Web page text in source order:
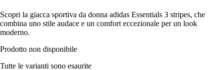
Scopri la giacca sportiva da donna adidas Essentials 3 stripes, che
combina uno stile audace e un comfort eccezionale per un look
moderno.
Prodotto non disponibile
Tutte le varianti sono esaurite